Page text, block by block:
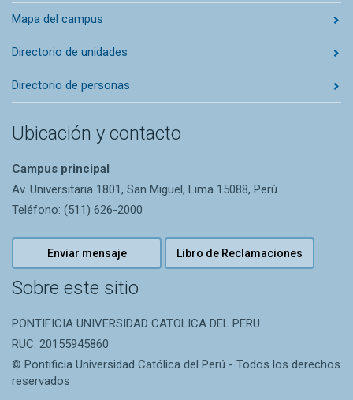
Mapa del campus
Directorio de unidades
Directorio de personas
Ubicación y contacto
Campus principal
Av. Universitaria 1801, San Miguel, Lima 15088, Perú
Teléfono: (511) 626-2000
Enviar mensaje Libro de Reclamaciones
Sobre este sitio
PONTIFICIA UNIVERSIDAD CATOLICA DEL PERU
RUC: 20155945860
© Pontificia Universidad Católica del Perú - Todos los derechos
reservados